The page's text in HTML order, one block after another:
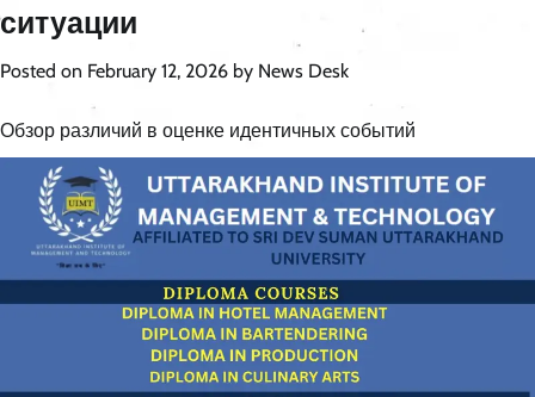
ситуации
Posted on February 12, 2026 by News Desk
Обзор различий в оценке идентичных событий